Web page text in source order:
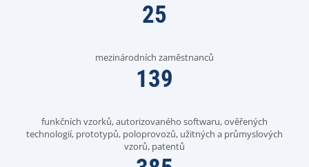
25
mezinárodních zaměstnanců
139
funkčních vzorků, autorizovaného softwaru, ověřených
technologií, prototypů, poloprovozů, užitných a průmyslových
vzorů, patentů